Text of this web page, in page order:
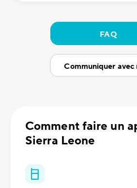
FAQ
Communiquer avec
Comment faire un
Sierra Leone